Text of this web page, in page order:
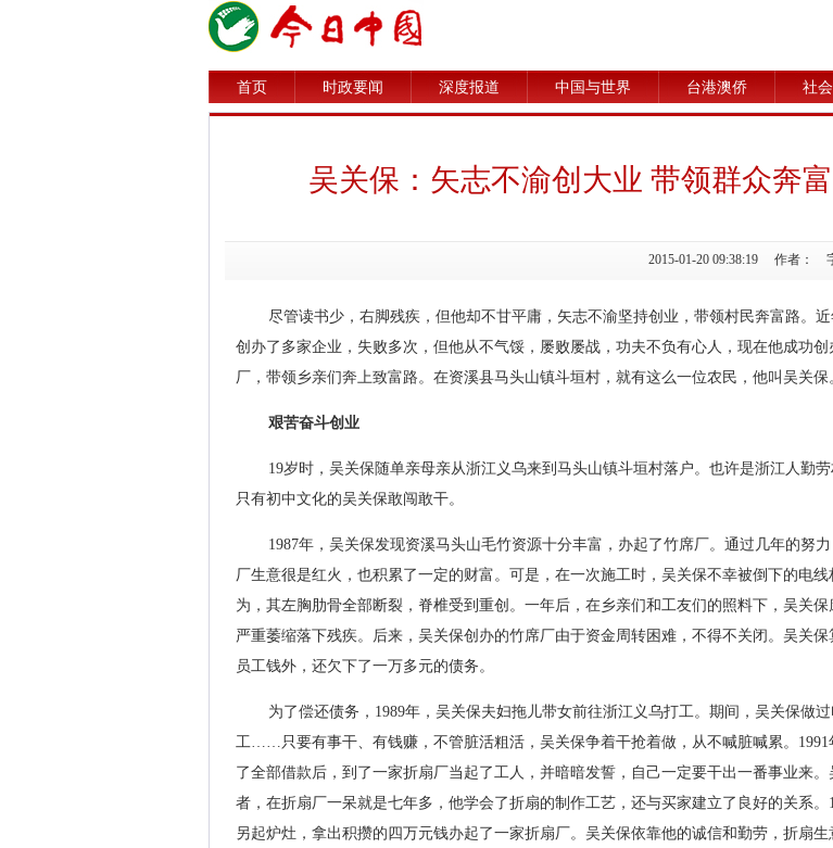
首页 时政要闻 深度报道 中国与世界 台港澳侨 社
吴关保：矢志不渝创大业 带领群众奔
2015-01-20 09:38:19 作者：
尽管读书少，右脚残疾，但他却不甘平庸，矢志不渝坚持创业，带领村民奔富路。
创办了多家企业，失败多次，但他从不气馁，屡败屡战，功夫不负有心人，现在他成功创
厂，带领乡亲们奔上致富路。在资溪县马头山镇斗垣村，就有这么一位农民，他叫吴关保
艰苦奋斗创业
19岁时，吴关保随单亲母亲从浙江义乌来到马头山镇斗垣村落户。也许是浙江人勤劳
只有初中文化的吴关保敢闯敢干。
1987年，吴关保发现资溪马头山毛竹资源十分丰富，办起了竹席厂。通过几年的努
厂生意很是红火，也积累了一定的财富。可是，在一次施工时，吴关保不幸被倒下的电
为，其左胸肋骨全部断裂，脊椎受到重创。一年后，在乡亲们和工友们的照料下，吴关保
严重萎缩落下残疾。后来，吴关保创办的竹席厂由于资金周转困难，不得不关闭。吴关保
员工钱外，还欠下了一万多元的债务。
为了偿还债务，1989年，吴关保夫妇拖儿带女前往浙江义乌打工。期间，吴关保做
工……只要有事干、有钱赚，不管脏活粗活，吴关保争着干抢着做，从不喊脏喊累。1991
了全部借款后，到了一家折扇厂当起了工人，并暗暗发誓，自己一定要干出一番事业来
者，在折扇厂一呆就是七年多，他学会了折扇的制作工艺，还与买家建立了良好的关系。
另起炉灶，拿出积攒的四万元钱办起了一家折扇厂。吴关保依靠他的诚信和勤劳，折扇生